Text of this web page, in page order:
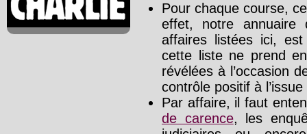
Pour chaque course,
effet, notre annuaire
affaires listées ici,
cette liste ne prend
révélées à l’occasion
contrôle positif à
Par affaire, il faut
de carence, les